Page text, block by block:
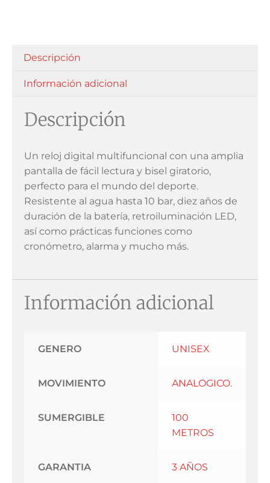
Descripción
Información adicional
Descripción
Un reloj digital multifuncional con una amplia
pantalla de fácil lectura y bisel giratorio,
perfecto para el mundo del deporte.
Resistente al agua hasta 10 bar, diez años de
duración de la batería, retroiluminación LED,
así como prácticas funciones como
cronómetro, alarma y mucho más.
Información adicional
GENERO UNISEX
MOVIMIENTO ANALOGICO.
SUMERGIBLE
100
METROS
GARANTIA 3 AÑOS